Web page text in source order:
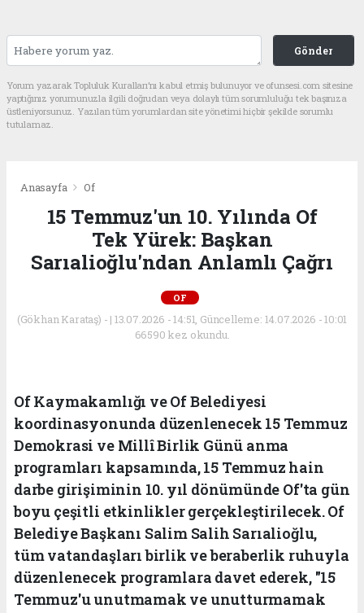
Gönder
Yorum yazarak Topluluk Kuralları’nı kabul etmiş bulunuyor ve ofunsesi.com sitesine
yaptığınız yorumunuzla ilgili doğrudan veya dolaylı tüm sorumluluğu tek başınıza
üstleniyorsunuz. Yazılan tüm yorumlardan site yönetimi hiçbir şekilde sorumlu
tutulamaz.
Anasayfa Of
15 Temmuz'un 10. Yılında Of
Tek Yürek: Başkan
Sarıalioğlu'ndan Anlamlı Çağrı
OF
(Gökhan Karataş) - | 13.07.2026 - 14:51, Güncelleme: 14.07.2026 - 10:01
66590 kez okundu.
Of Kaymakamlığı ve Of Belediyesi
koordinasyonunda düzenlenecek 15 Temmuz
Demokrasi ve Millî Birlik Günü anma
programları kapsamında, 15 Temmuz hain
darbe girişiminin 10. yıl dönümünde Of'ta gün
boyu çeşitli etkinlikler gerçekleştirilecek. Of
Belediye Başkanı Salim Salih Sarıalioğlu,
tüm vatandaşları birlik ve beraberlik ruhuyla
düzenlenecek programlara davet ederek, "15
Temmuz'u unutmamak ve unutturmamak